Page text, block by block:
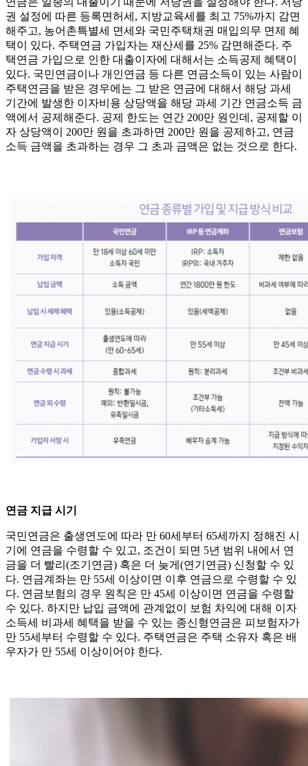
권 설정에 따른 등록면허세, 지방교육세를 최고 75%까지 감면
해주고, 농어촌특별세 면세와 국민주택채권 매입의무 면제 혜
택이 있다. 주택연금 가입자는 재산세를 25% 감면해준다. 주
택연금 가입으로 인한 대출이자에 대해서는 소득공제 혜택이
있다. 국민연금이나 개인연금 등 다른 연금소득이 있는 사람이
주택연금을 받은 경우에는 그 받은 연금에 대해서 해당 과세
기간에 발생한 이자비용 상당액을 해당 과세 기간 연금소득 금
액에서 공제해준다. 공제 한도는 연간 200만 원인데, 공제할 이
자 상당액이 200만 원을 초과하면 200만 원을 공제하고, 연금
소득 금액을 초과하는 경우 그 초과 금액은 없는 것으로 한다.
연금 지급 시기
국민연금은 출생연도에 따라 만 60세부터 65세까지 정해진 시
기에 연금을 수령할 수 있고, 조건이 되면 5년 범위 내에서 연
금을 더 빨리(조기연금) 혹은 더 늦게(연기연금) 신청할 수 있
다. 연금계좌는 만 55세 이상이면 이후 연금으로 수령할 수 있
다. 연금보험의 경우 원칙은 만 45세 이상이면 연금을 수령할
수 있다. 하지만 납입 금액에 관계없이 보험 차익에 대해 이자
소득세 비과세 혜택을 받을 수 있는 종신형연금은 피보험자가
만 55세부터 수령할 수 있다. 주택연금은 주택 소유자 혹은 배
우자가 만 55세 이상이어야 한다.